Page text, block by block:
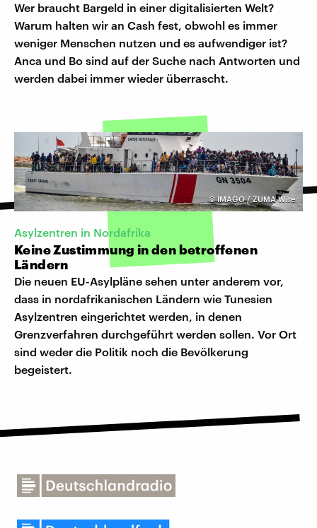
Wer braucht Bargeld in einer digitalisierten Welt?
Warum halten wir an Cash fest, obwohl es immer
weniger Menschen nutzen und es aufwendiger ist?
Anca und Bo sind auf der Suche nach Antworten und
werden dabei immer wieder überrascht.
©IMAGO / ZUMA Wire
Asylzentren in Nordafrika
Keine Zustimmung in den betroffenen
Ländern
Die neuen EU-Asylpläne sehen unter anderem vor,
dass in nordafrikanischen Ländern wie Tunesien
Asylzentren eingerichtet werden, in denen
Grenzverfahren durchgeführt werden sollen. Vor Ort
sind weder die Politik noch die Bevölkerung
begeistert.